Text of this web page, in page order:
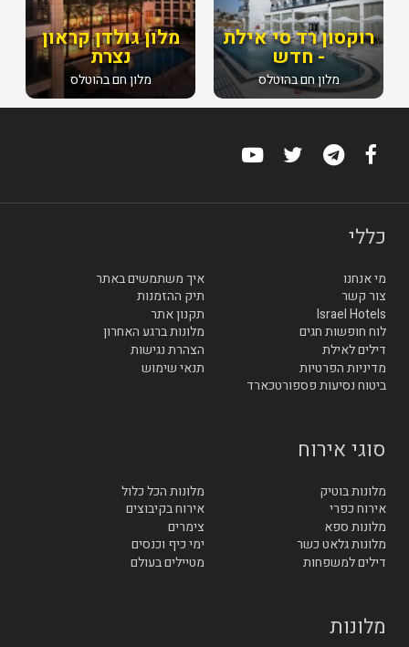
מלון גולדן קראון
נצרת
מלון חם בהוטלס
רוקסון רד סי אילת
- חדש
מלון חם בהוטלס
כללי
מי אנחנו
איך משתמשים באתר
צור קשר
תיק ההזמנות
Israel Hotels
תקנון אתר
לוח חופשות חגים
מלונות ברגע האחרון
דילים לאילת
הצהרת נגישות
מדיניות הפרטיות
תנאי שימוש
ביטוח נסיעות פספורטכארד
סוגי אירוח
מלונות בוטיק
מלונות הכל כלול
אירוח כפרי
אירוח בקיבוצים
מלונות ספא
צימרים
מלונות גלאט כשר
ימי כיף וכנסים
דילים למשפחות
מטיילים בעולם
מלונות